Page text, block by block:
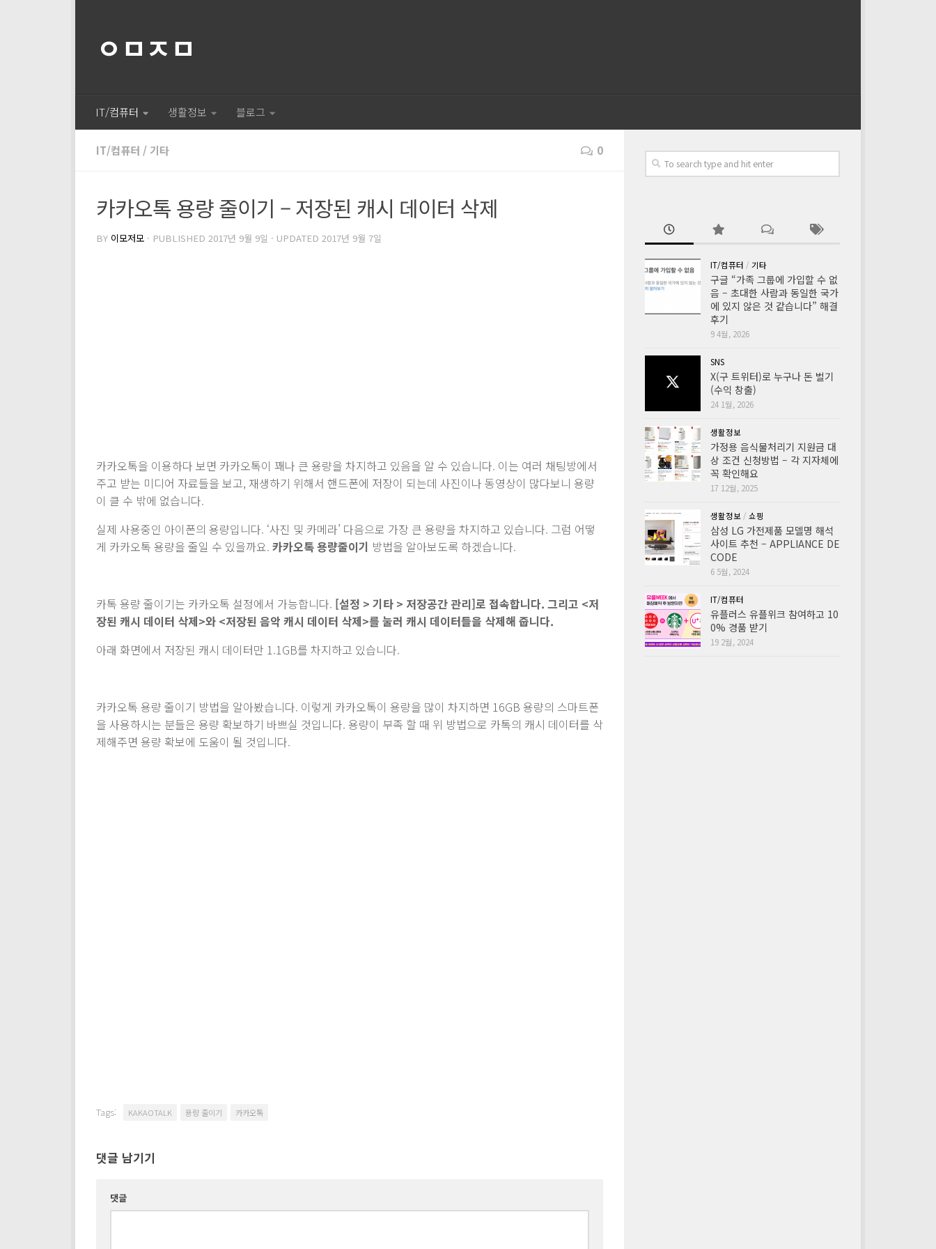
ㅇㅁㅈㅁ
IT/컴퓨터 생활정보 블로그
IT/컴퓨터 / 기타 0
카카오톡 용량 줄이기 – 저장된 캐시 데이터 삭제
BY 이모저모 · PUBLISHED 2017년 9월 9일 · UPDATED 2017년 9월 7일
카카오톡을 이용하다 보면 카카오톡이 꽤나 큰 용량을 차지하고 있음을 알 수 있습니다. 이는 여러 채팅방에서
주고 받는 미디어 자료들을 보고, 재생하기 위해서 핸드폰에 저장이 되는데 사진이나 동영상이 많다보니 용량
이 클 수 밖에 없습니다.
실제 사용중인 아이폰의 용량입니다. ‘사진 및 카메라’ 다음으로 가장 큰 용량을 차지하고 있습니다. 그럼 어떻
게 카카오톡 용량을 줄일 수 있을까요. 카카오톡 용량줄이기 방법을 알아보도록 하겠습니다.
카톡 용량 줄이기는 카카오톡 설정에서 가능합니다. [설정 > 기타 > 저장공간 관리]로 접속합니다. 그리고 <저
장된 캐시 데이터 삭제>와 <저장된 음악 캐시 데이터 삭제>를 눌러 캐시 데이터들을 삭제해 줍니다.
아래 화면에서 저장된 캐시 데이터만 1.1GB를 차지하고 있습니다.
카카오톡 용량 줄이기 방법을 알아봤습니다. 이렇게 카카오톡이 용량을 많이 차지하면 16GB 용량의 스마트폰
을 사용하시는 분들은 용량 확보하기 바쁘실 것입니다. 용량이 부족 할 때 위 방법으로 카톡의 캐시 데이터를 삭
제해주면 용량 확보에 도움이 될 것입니다.
Tags: KAKAOTALK 용량 줄이기 카카오톡
댓글 남기기
댓글
IT/컴퓨터 / 기타
구글 “가족 그룹에 가입할 수 없
음 – 초대한 사람과 동일한 국가
에 있지 않은 것 같습니다” 해결
후기
9 4월, 2026
SNS
X(구 트위터)로 누구나 돈 벌기
(수익 창출)
24 1월, 2026
생활정보
가정용 음식물처리기 지원금 대
상 조건 신청방법 – 각 지자체에
꼭 확인해요
17 12월, 2025
생활정보 / 쇼핑
삼성 LG 가전제품 모델명 해석
사이트 추천 – APPLIANCE DE
CODE
6 5월, 2024
IT/컴퓨터
유플러스 유플위크 참여하고 10
0% 경품 받기
19 2월, 2024